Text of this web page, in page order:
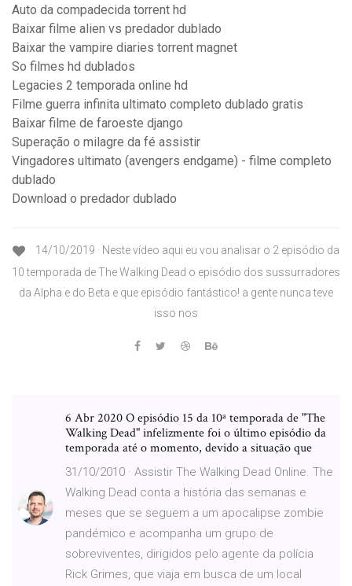
Auto da compadecida torrent hd
Baixar filme alien vs predador dublado
Baixar the vampire diaries torrent magnet
So filmes hd dublados
Legacies 2 temporada online hd
Filme guerra infinita ultimato completo dublado gratis
Baixar filme de faroeste django
Superação o milagre da fé assistir
Vingadores ultimato (avengers endgame) - filme completo
dublado
Download o predador dublado
14/10/2019 · Neste vídeo aqui eu vou analisar o 2 episódio da
10 temporada de The Walking Dead o episódio dos sussurradores
da Alpha e do Beta e que episódio fantástico! a gente nunca teve
isso nos
6 Abr 2020 O episódio 15 da 10ª temporada de "The
Walking Dead" infelizmente foi o último episódio da
temporada até o momento, devido a situação que
31/10/2010 · Assistir The Walking Dead Online. The
Walking Dead conta a história das semanas e
meses que se seguem a um apocalipse zombie
pandémico e acompanha um grupo de
sobreviventes, dirigidos pelo agente da polícia
Rick Grimes, que viaja em busca de um local